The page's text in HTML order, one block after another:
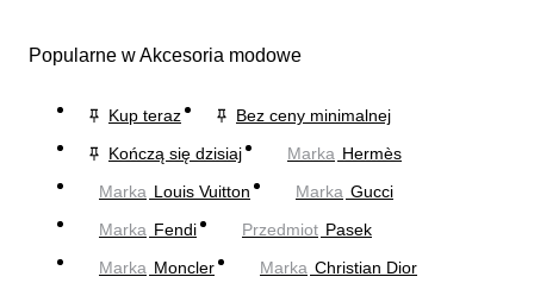
Popularne w Akcesoria modowe
Kup teraz
Bez ceny minimalnej
Kończą się dzisiaj
Marka Hermès
Marka Louis Vuitton Marka Gucci
Marka Fendi Przedmiot Pasek
Marka Moncler Marka Christian Dior